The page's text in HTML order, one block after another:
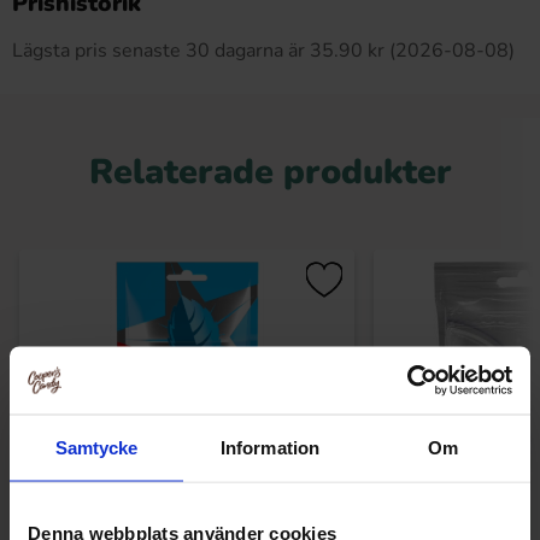
Samtycke Information Om
Denna webbplats använder cookies
Lägsta pris senaste 30 dagarna är 35.90 kr (2026-08-08)
Relaterade produkter